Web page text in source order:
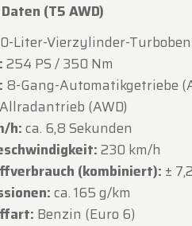
(T5 AWD)
Liter-Vierzylinder-
254 PS / 350 Nm
8-Gang-Automatikgetriebe
Allradantrieb (AWD)
h:ca. 6,8 Sekunden
230 km/h
(kombiniert): ±
ca. 165 g/km
Benzin (Euro 6)
Sie bald wieder